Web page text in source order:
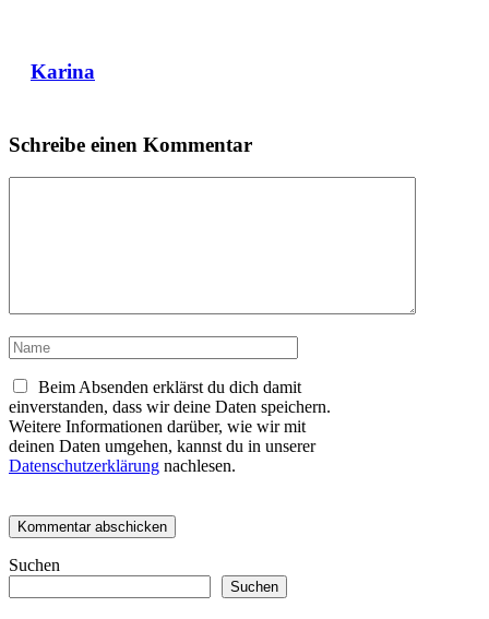
Karina
Schreibe einen Kommentar
Name
Beim Absenden erklärst du dich damit
einverstanden, dass wir deine Daten speichern.
Weitere Informationen darüber, wie wir mit
deinen Daten umgehen, kannst du in unserer
Datenschutzerklärung nachlesen.
Suchen
Suchen